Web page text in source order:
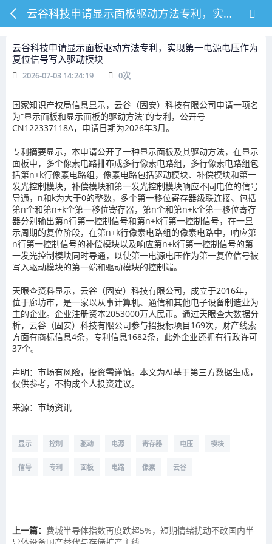
云谷科技申请显示面板驱动方法专利，实现第一电源电压作为复位信号写入驱动模块
云谷科技申请显示面板驱动方法专利，实现第一电源电压作为
复位信号写入驱动模块
2026-07-03 14:24:19 0次
国家知识产权局信息显示，云谷（固安）科技有限公司申请一项名
为“显示面板和显示面板的驱动方法”的专利，公开号
CN122337118A，申请日期为2026年3月。
专利摘要显示，本申请公开了一种显示面板及其驱动方法，在显示
面板中，多个像素电路排布成多行像素电路组，多行像素电路组包
括第n+k行像素电路组，像素电路包括驱动模块、补偿模块和第一
发光控制模块，补偿模块和第一发光控制模块响应不同电位的信号
导通，n和k为大于0的整数，多个第一移位寄存器级联连接、包括
第n个和第n+k个第一移位寄存器，第n个和第n+k个第一移位寄存
器分别输出第n行第一控制信号和第n+k行第一控制信号，在一显
示周期的复位阶段，在第n+k行像素电路组的像素电路中，响应第
n行第一控制信号的补偿模块以及响应第n+k行第一控制信号的第
一发光控制模块同时导通，以使第一电源电压作为第一复位信号被
写入驱动模块的第一端和驱动模块的控制端。
天眼查资料显示，云谷（固安）科技有限公司，成立于2016年，
位于廊坊市，是一家以从事计算机、通信和其他电子设备制造业为
主的企业。企业注册资本2053000万人民币。通过天眼查大数据分
析，云谷（固安）科技有限公司参与招投标项目169次，财产线索
方面有商标信息4条，专利信息1682条，此外企业还拥有行政许可
37个。
声明：市场有风险，投资需谨慎。本文为AI基于第三方数据生成，
仅供参考，不构成个人投资建议。
来源：市场资讯
显示 控制 驱动 电源 寄存器 电压 模块
信号 专利 面板 电路 像素 云谷
上一篇： 费城半导体指数再度跌超5%，短期情绪扰动不改国内半